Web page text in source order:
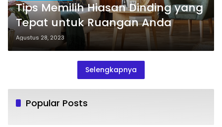
Tips Memilih Hiasan Dinding yang
Tepat untuk Ruangan Anda
Agustus 28, 2023
Selengkapnya
Popular Posts